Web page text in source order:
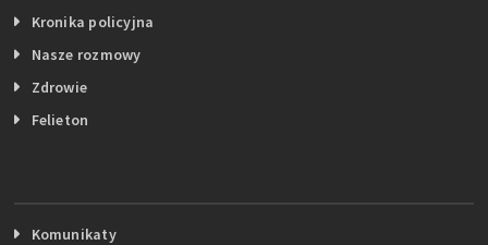
Kronika policyjna
Nasze rozmowy
Zdrowie
Felieton
Komunikaty